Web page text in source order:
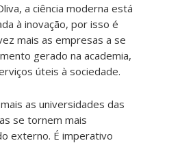
a ciência moderna está
à inovação, por isso é
mais as empresas a se
gerado na academia,
úteis à sociedade.
as universidades das
se tornem mais
externo. É imperativo